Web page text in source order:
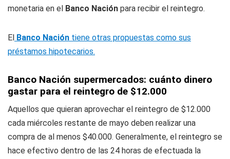
monetaria en el Banco Nación para recibir el reintegro.
El Banco Nación tiene otras propuestas como sus
préstamos hipotecarios.
Banco Nación supermercados: cuánto dinero
gastar para el reintegro de $12.000
Aquellos que quieran aprovechar el reintegro de $12.000
cada miércoles restante de mayo deben realizar una
compra de al menos $40.000. Generalmente, el reintegro se
hace efectivo dentro de las 24 horas de efectuada la